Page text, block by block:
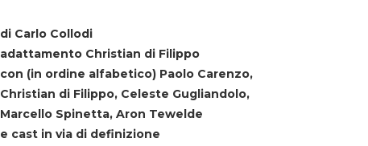
di Carlo Collodi
adattamento Christian di Filippo
con (in ordine alfabetico) Paolo Carenzo,
Christian di Filippo, Celeste Gugliandolo,
Marcello Spinetta, Aron Tewelde
e cast in via di definizione